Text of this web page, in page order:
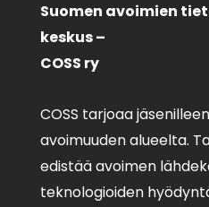
Suomen avoimien
keskus –
COSS ry
COSS tarjoaa
avoimuuden alueelta.
edistää avoimen
teknologioiden